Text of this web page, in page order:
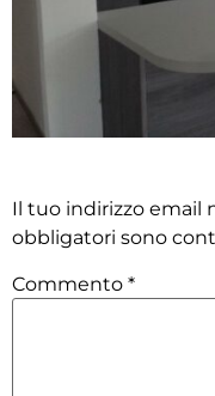
Il tuo indirizzo email
obbligatori sono
Commento *